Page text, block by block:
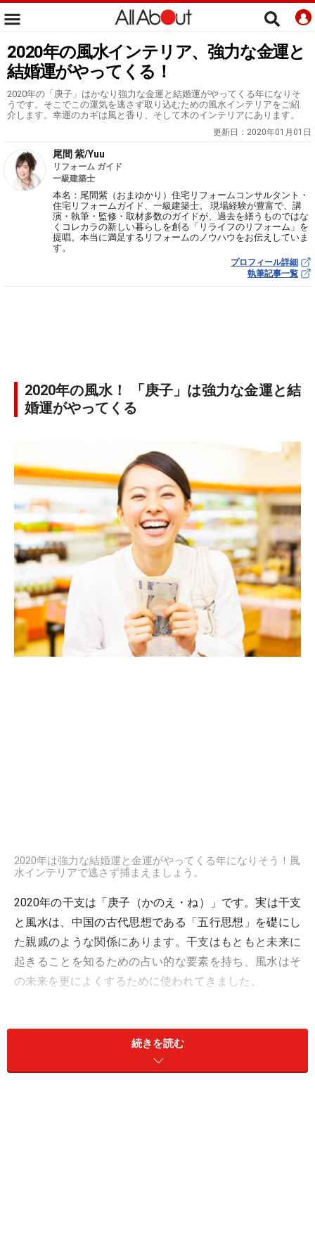
2020年の風水インテリア、強力な金運と
結婚運がやってくる！
2020年の「庚子」はかなり強力な金運と結婚運がやってくる年になりそ
うです。そこでこの運気を逃さず取り込むための風水インテリアをご紹
介します。幸運のカギは風と香り、そして木のインテリアにあります。
更新日： 2020年01月01日
尾間 紫/Yuu
リフォーム ガイド
一級建築士
本名：尾間紫（おまゆかり）住宅リフォームコンサルタント・
住宅リフォームガイド、一級建築士。 現場経験が豊富で、講
演・執筆・監修・取材多数のガイドが、過去を繕うものではな
くコレカラの新しい暮らしを創る「リライフのリフォーム」を
提唱。本当に満足するリフォームのノウハウをお伝えしていま
す。
プロフィール詳細
執筆記事一覧
2020年の風水！ 「庚子」は強力な金運と結
婚運がやってくる
2020年は強力な結婚運と金運がやってくる年になりそう！風
水インテリアで逃さず捕まえましょう。
2020年の干支は「庚子（かのえ・ね）」です。実は干支
と風水は、中国の古代思想である「五行思想」を礎にし
た親戚のような関係にあります。干支はもともと未来に
起きることを知るための占い的な要素を持ち、風水はそ
の未来を更によくするために使われてきました。
60種類あり、十干（じっかん）の10種類と十二支の12種
類の組み合わせから成り立っています。2020年の十干は
続きを読む